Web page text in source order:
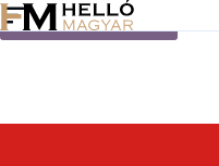
Ugrás a tartalomra